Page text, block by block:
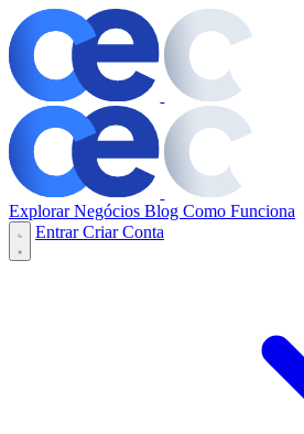
Explorar Negócios Blog Como Funciona
EntrarCriar Conta